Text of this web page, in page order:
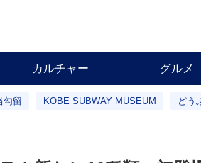
カルチャー グルメ
勾留 KOBE SUBWAY MUSEUM どう